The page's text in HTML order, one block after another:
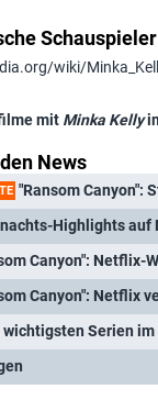
wiki/
mit Minka Kelly
News
"Ransom Canyon":
Highlights auf
Canyon": Netflix-
wichtigsten Serien im